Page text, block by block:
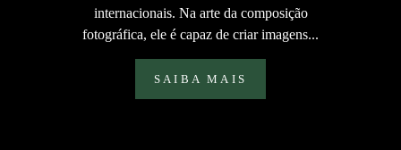
internacionais. Na arte da composição
fotográfica, ele é capaz de criar imagens...
SAIBA MAIS